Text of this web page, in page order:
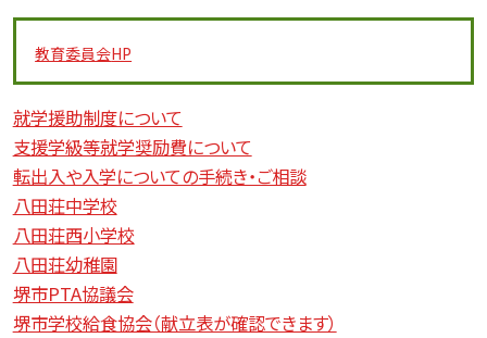
教育委員会HP
就学援助制度について
支援学級等就学奨励費について
転出入や入学についての手続き・ご相談
八田荘中学校
八田荘西小学校
八田荘幼稚園
堺市PTA協議会
堺市学校給食協会（献立表が確認できます）